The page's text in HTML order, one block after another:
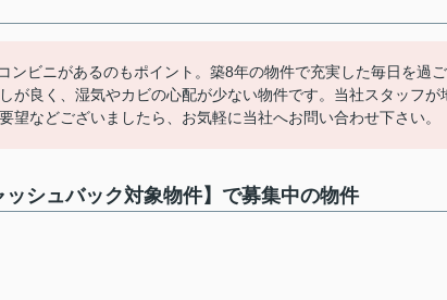
ビニがあるのもポイント。築8年の物件で充実した毎日を過ご
が良く、湿気やカビの心配が少ない物件です。当社スタッフが
などございましたら、お気軽に当社へお問い合わせ下さい。
シュバック対象物件】で募集中の物件